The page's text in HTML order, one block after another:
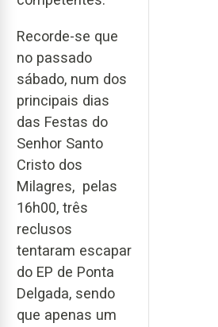
Recorde-se que
no passado
sábado, num dos
principais dias
das Festas do
Senhor Santo
Cristo dos
Milagres, pelas
16h00, três
reclusos
tentaram escapar
do EP de Ponta
Delgada, sendo
que apenas um